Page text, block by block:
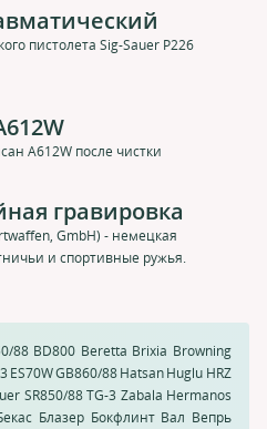
пистолета Sig-Sauer P226
A612W после чистки
гравировка
GmbH) - немецкая
и спортивные ружья.
88 BD800 Beretta Brixia Browning
ES70WGB860/88HatsanHuglu HRZ
SR850/88 TG-3 Zabala Hermanos
Блазер Бокфлинт Вал Вепрь